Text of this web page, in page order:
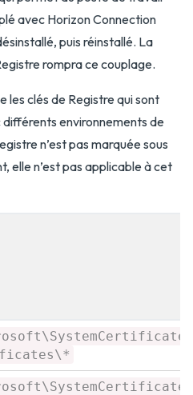
avec Horizon Connection
puis réinstallé. La
rompra ce couplage.
les clés de Registre qui sont
environnements de
n’est pas marquée sous
elle n’est pas applicable à cet